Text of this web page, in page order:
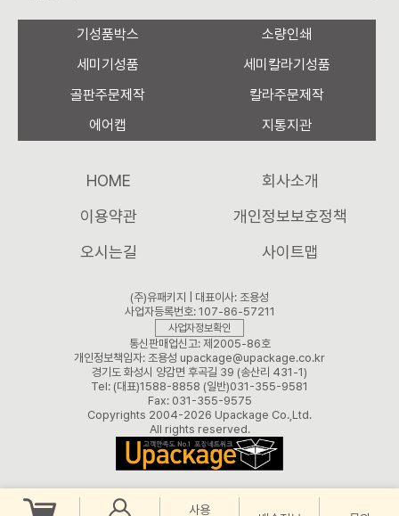
기성품박스
소량인쇄
세미기성품
세미칼라기성품
골판주문제작
칼라주문제작
에어캡
지통지관
HOME
회사소개
이용약관
개인정보보호정책
오시는길
사이트맵
(주)유패키지 | 대표이사: 조용성
사업자등록번호: 107-86-57211
사업자정보확인
통신판매업신고: 제2005-86호
개인정보책임자: 조용성 upackage@upackage.co.kr
경기도 화성시 양감면 후곡길 39 (송산리 431-1)
Tel: (대표)1588-8858 (일반)031-355-9581
Fax: 031-355-9575
Copyrights 2004-2026 Upackage Co.,Ltd.
All rights reserved.
사용